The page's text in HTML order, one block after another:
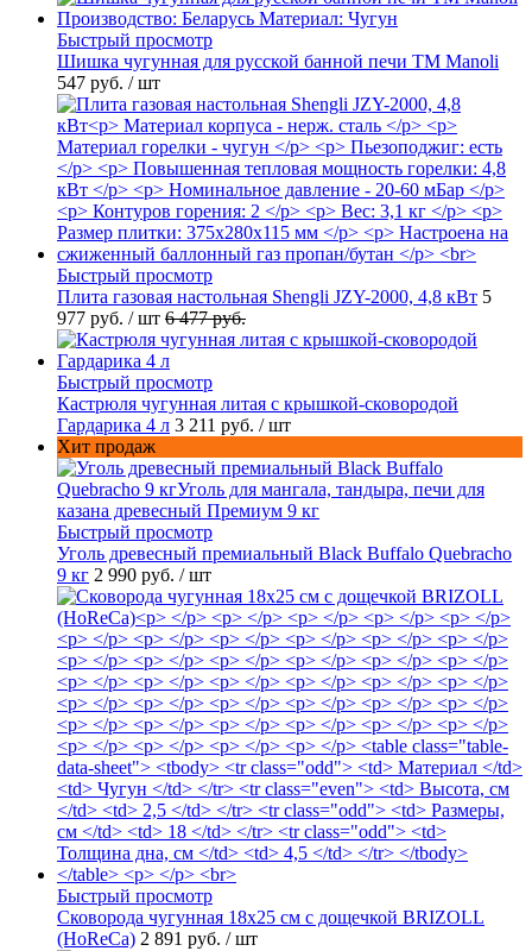
Быстрый просмотр
Шишка чугунная для русской банной печи ТМ Manoli
547 руб. / шт
Быстрый просмотр
Плита газовая настольная Shengli JZY-2000, 4,8 кВт 5
977 руб. / шт 6 477 руб.
Быстрый просмотр
Кастрюля чугунная литая с крышкой-сковородой
Гардарика 4 л 3 211 руб. / шт
Хит продаж
Быстрый просмотр
Уголь древесный премиальный Black Buffalo Quebracho
9 кг 2 990 руб. / шт
Быстрый просмотр
Сковорода чугунная 18х25 см с дощечкой BRIZOLL
(HoReCa) 2 891 руб. / шт